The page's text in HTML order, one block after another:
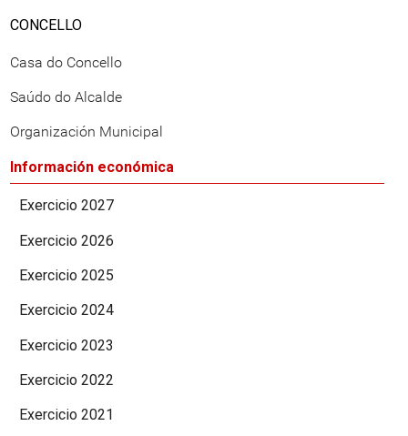
CONCELLO
Casa do Concello
Saúdo do Alcalde
Organización Municipal
Información económica
Exercicio 2027
Exercicio 2026
Exercicio 2025
Exercicio 2024
Exercicio 2023
Exercicio 2022
Exercicio 2021